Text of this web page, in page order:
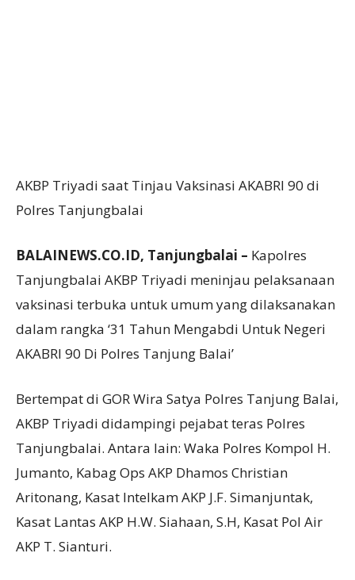
AKBP Triyadi saat Tinjau Vaksinasi AKABRI 90 di
Polres Tanjungbalai
BALAINEWS.CO.ID, Tanjungbalai – Kapolres
Tanjungbalai AKBP Triyadi meninjau pelaksanaan
vaksinasi terbuka untuk umum yang dilaksanakan
dalam rangka ‘31 Tahun Mengabdi Untuk Negeri
AKABRI 90 Di Polres Tanjung Balai’
Bertempat di GOR Wira Satya Polres Tanjung Balai,
AKBP Triyadi didampingi pejabat teras Polres
Tanjungbalai. Antara lain: Waka Polres Kompol H.
Jumanto, Kabag Ops AKP Dhamos Christian
Aritonang, Kasat Intelkam AKP J.F. Simanjuntak,
Kasat Lantas AKP H.W. Siahaan, S.H, Kasat Pol Air
AKP T. Sianturi.